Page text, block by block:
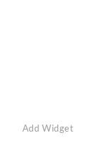
Add Widget